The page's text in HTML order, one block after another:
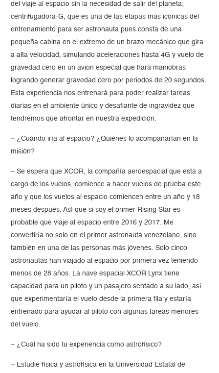
del viaje al espacio sin la necesidad de salir del planeta;
centrifugadora-G, que es una de las etapas más icónicas del
entrenamiento para ser astronauta pues consta de una
pequeña cabina en el extremo de un brazo mecánico que gira
a alta velocidad, simulando aceleraciones hasta 4G y vuelo de
gravedad cero en un avión especial que hará maniobras
logrando generar gravedad cero por periodos de 20 segundos.
Esta experiencia nos entrenará para poder realizar tareas
diarias en el ambiente único y desafiante de ingravidez que
tendremos que afrontar en nuestra expedición.
– ¿Cuándo iría al espacio? ¿Quiénes lo acompañarían en la
misión?
– Se espera que XCOR, la compañía aeroespacial que está a
cargo de los vuelos, comience a hacer vuelos de prueba este
año y que los vuelos al espacio comiencen entre un año y 18
meses después. Así que si soy el primer Rising Star es
probable que viaje al espacio entre 2016 y 2017. Me
convertiría no solo en el primer astronauta venezolano, sino
también en una de las personas más jóvenes. Solo cinco
astronautas han viajado al espacio por primera vez teniendo
menos de 28 años. La nave espacial XCOR Lynx tiene
capacidad para un piloto y un pasajero sentado a su lado, así
que experimentaría el vuelo desde la primera fila y estaría
entrenado para ayudar al piloto con algunas tareas menores
del vuelo.
– ¿Cuál ha sido tu experiencia como astrofísico?
– Estudié física y astrofísica en la Universidad Estatal de